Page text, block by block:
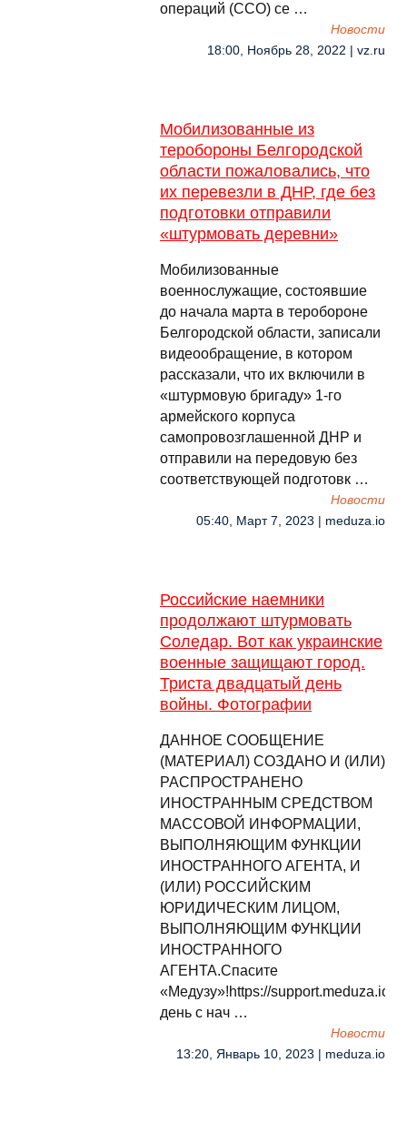
операций (ССО) се …
Новости
18:00, Ноябрь 28, 2022 | vz.ru
Мобилизованные из
теробороны Белгородской
области пожаловались, что
их перевезли в ДНР, где без
подготовки отправили
«штурмовать деревни»
Мобилизованные
военнослужащие, состоявшие
до начала марта в теробороне
Белгородской области, записали
видеообращение, в котором
рассказали, что их включили в
«штурмовую бригаду» 1-го
армейского корпуса
самопровозглашенной ДНР и
отправили на передовую без
соответствующей подготовк …
Новости
05:40, Март 7, 2023 | meduza.io
Российские наемники
продолжают штурмовать
Соледар. Вот как украинские
военные защищают город.
Триста двадцатый день
войны. Фотографии
ДАННОЕ СООБЩЕНИЕ
(МАТЕРИАЛ) СОЗДАНО И (ИЛИ)
РАСПРОСТРАНЕНО
ИНОСТРАННЫМ СРЕДСТВОМ
МАССОВОЙ ИНФОРМАЦИИ,
ВЫПОЛНЯЮЩИМ ФУНКЦИИ
ИНОСТРАННОГО АГЕНТА, И
(ИЛИ) РОССИЙСКИМ
ЮРИДИЧЕСКИМ ЛИЦОМ,
ВЫПОЛНЯЮЩИМ ФУНКЦИИ
ИНОСТРАННОГО
АГЕНТА.Спасите
«Медузу»!https://
день с нач …
Новости
13:20, Январь 10, 2023 | meduza.io